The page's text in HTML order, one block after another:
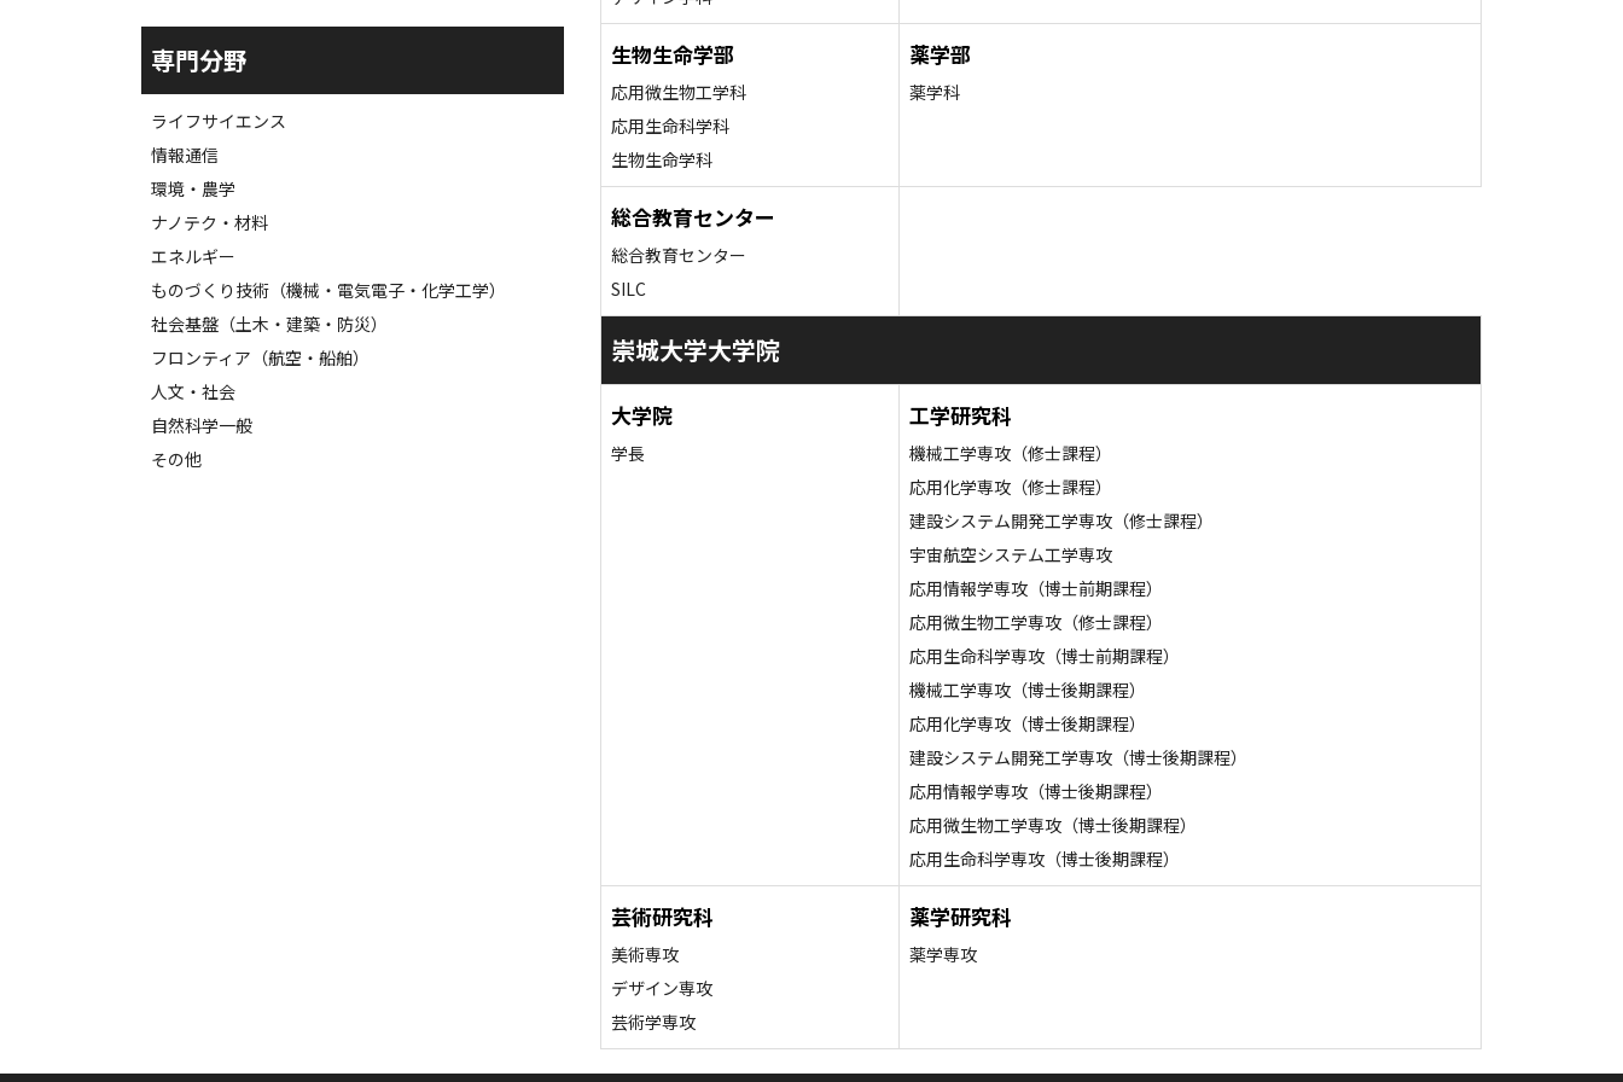
専門分野
ライフサイエンス
情報通信
環境・農学
ナノテク・材料
エネルギー
ものづくり技術（機械・電気電子・化学工学）
社会基盤（土木・建築・防災）
フロンティア（航空・船舶）
人文・社会
自然科学一般
その他
生物生命学部
応用微生物工学科
応用生命科学科
生物生命学科
薬学部
薬学科
総合教育センター
総合教育センター
SILC
崇城大学大学院
大学院
学長
工学研究科
機械工学専攻（修士課程）
応用化学専攻（修士課程）
建設システム開発工学専攻（修士課程）
宇宙航空システム工学専攻
応用情報学専攻（博士前期課程）
応用微生物工学専攻（修士課程）
応用生命科学専攻（博士前期課程）
機械工学専攻（博士後期課程）
応用化学専攻（博士後期課程）
建設システム開発工学専攻（博士後期課程）
応用情報学専攻（博士後期課程）
応用微生物工学専攻（博士後期課程）
応用生命科学専攻（博士後期課程）
芸術研究科
美術専攻
デザイン専攻
芸術学専攻
薬学研究科
薬学専攻